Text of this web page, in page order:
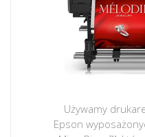
Używamy
Epson